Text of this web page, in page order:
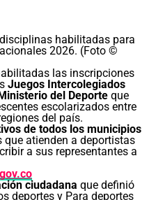
habilitadas para
2026. (Foto ©
las inscripciones
Juegos Intercolegiados
del Deporteque
escolarizados entre
del país.
de todos los municipios
que atienden a deportistas
a sus representantes a
ciudadana que definió
deportes y Para deportes